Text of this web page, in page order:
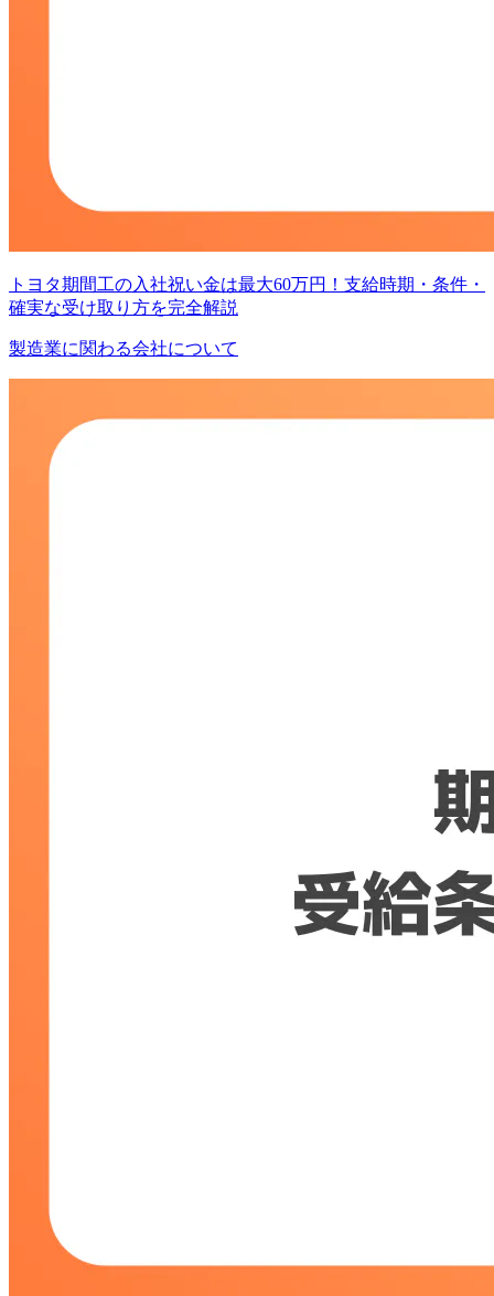
トヨタ期間工の入社祝い金は最大60万円！支給時期・条件・
確実な受け取り方を完全解説
製造業に関わる会社について